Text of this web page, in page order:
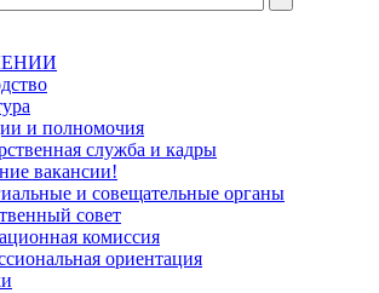
и полномочия
служба и кадры
вакансии!
и совещательные органы
совет
комиссия
ориентация